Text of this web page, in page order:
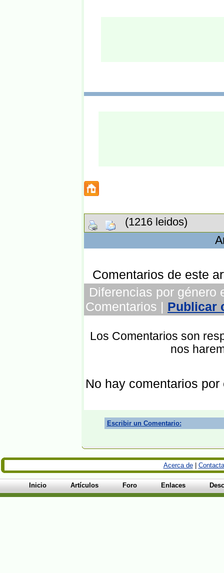
(1216 leidos)
Comentarios de este
Diferencias por género
Comentarios | Publicar
Los Comentarios son
nos
No hay comentarios por
Escribir un Comentario:
Acerca de|
Inicio Artículos Foro Enlaces